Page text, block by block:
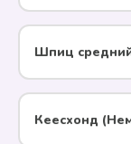
Шпиц
Кеесхонд